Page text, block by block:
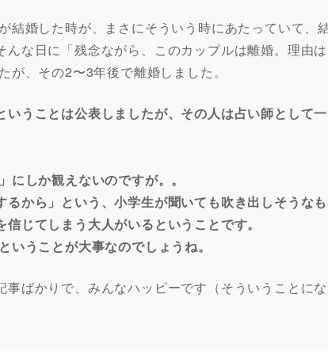
婚した時が、まさにそういう時にあたっていて、
な日に「残念ながら、このカップルは離婚。理由は
、その2〜3年後で離婚しました。
うことは公表しましたが、その人は占い師として一
しか観えないのですが。。
から」という、小学生が聞いても吹き出しそうなも
じてしまう大人がいるということです。
うことが大事なのでしょうね。
ばかりで、みんなハッピーです（そういうことにな